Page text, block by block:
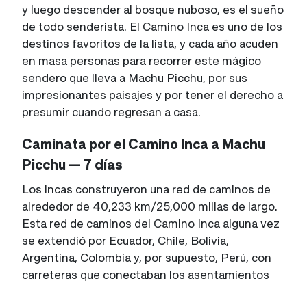
y luego descender al bosque nuboso, es el sueño
de todo senderista. El Camino Inca es uno de los
destinos favoritos de la lista, y cada año acuden
en masa personas para recorrer este mágico
sendero que lleva a Machu Picchu, por sus
impresionantes paisajes y por tener el derecho a
presumir cuando regresan a casa.
Caminata por el Camino Inca a Machu
Picchu — 7 días
Los incas construyeron una red de caminos de
alrededor de 40,233 km/25,000 millas de largo.
Esta red de caminos del Camino Inca alguna vez
se extendió por Ecuador, Chile, Bolivia,
Argentina, Colombia y, por supuesto, Perú, con
carreteras que conectaban los asentamientos